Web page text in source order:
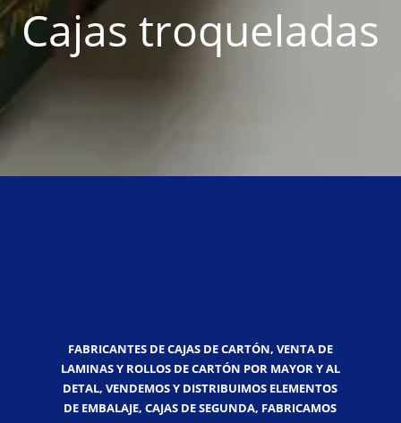
Cajas troqueladas
FABRICANTES DE CAJAS DE CARTÓN, VENTA DE
LAMINAS Y ROLLOS DE CARTÓN POR MAYOR Y AL
DETAL, VENDEMOS Y DISTRIBUIMOS ELEMENTOS
DE EMBALAJE, CAJAS DE SEGUNDA, FABRICAMOS